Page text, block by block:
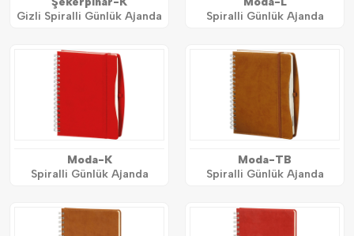
Gizli Spiralli Günlük Ajanda
Spiralli Günlük Ajanda
Moda-K
Spiralli Günlük Ajanda
Moda-TB
Spiralli Günlük Ajanda